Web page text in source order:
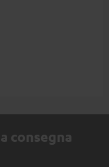
consegna